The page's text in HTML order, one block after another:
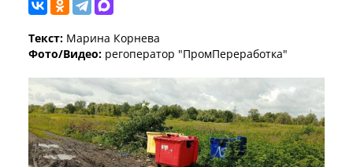
Текст: Марина Корнева
Фото/Видео: регоператор "ПромПереработка"